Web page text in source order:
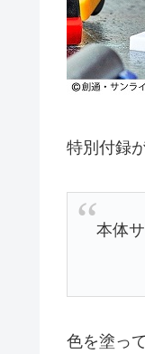
特別付録
本体
色を塗っ